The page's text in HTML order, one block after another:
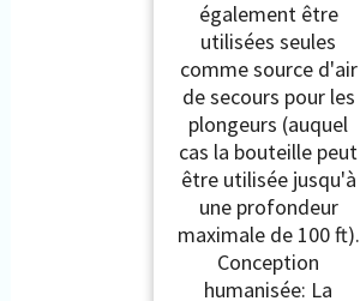
également être
utilisées seules
comme source d'air
de secours pour les
plongeurs (auquel
cas la bouteille peut
être utilisée jusqu'à
une profondeur
maximale de 100 ft).
Conception
humanisée: La